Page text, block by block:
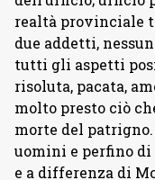
realtà provinciale
due addetti,
tutti gli aspetti
risoluta, pacata,
molto presto ciò
morte del
uomini e perfino di
e a differenza di